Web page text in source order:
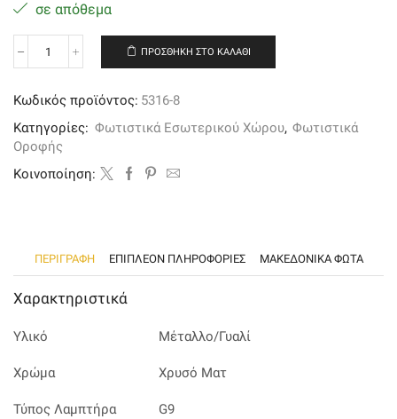
σε απόθεμα
Κρεμαστό
χρυσό
μέταλλο
και
λευκή
ΠΡΟΣΘΉΚΗ ΣΤΟ ΚΑΛΆΘΙ
Κωδικός προϊόντος: 5316-8
Κατηγορίες: Φωτιστικά Εσωτερικού Χώρου, Φωτιστικά
Οροφής
Kοινοποίηση:
ΠΕΡΙΓΡΑΦΉ ΕΠΙΠΛΈΟΝ ΠΛΗΡΟΦΟΡΊΕΣ ΜΑΚΕΔΟΝΙΚΑ ΦΩΤΑ
Χαρακτηριστικά
Υλικό Μέταλλο/Γυαλί
Χρώμα Χρυσό Ματ
Τύπος Λαμπτήρα G9